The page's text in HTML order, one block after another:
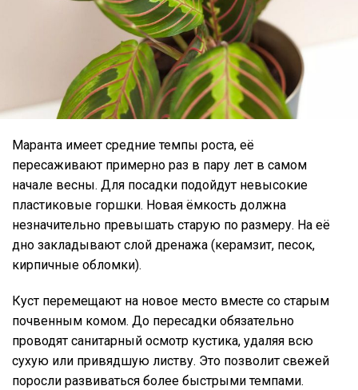
Маранта имеет средние темпы роста, её
пересаживают примерно раз в пару лет в самом
начале весны. Для посадки подойдут невысокие
пластиковые горшки. Новая ёмкость должна
незначительно превышать старую по размеру. На её
дно закладывают слой дренажа (керамзит, песок,
кирпичные обломки).
Куст перемещают на новое место вместе со старым
почвенным комом. До пересадки обязательно
проводят санитарный осмотр кустика, удаляя всю
сухую или привядшую листву. Это позволит свежей
поросли развиваться более быстрыми темпами.